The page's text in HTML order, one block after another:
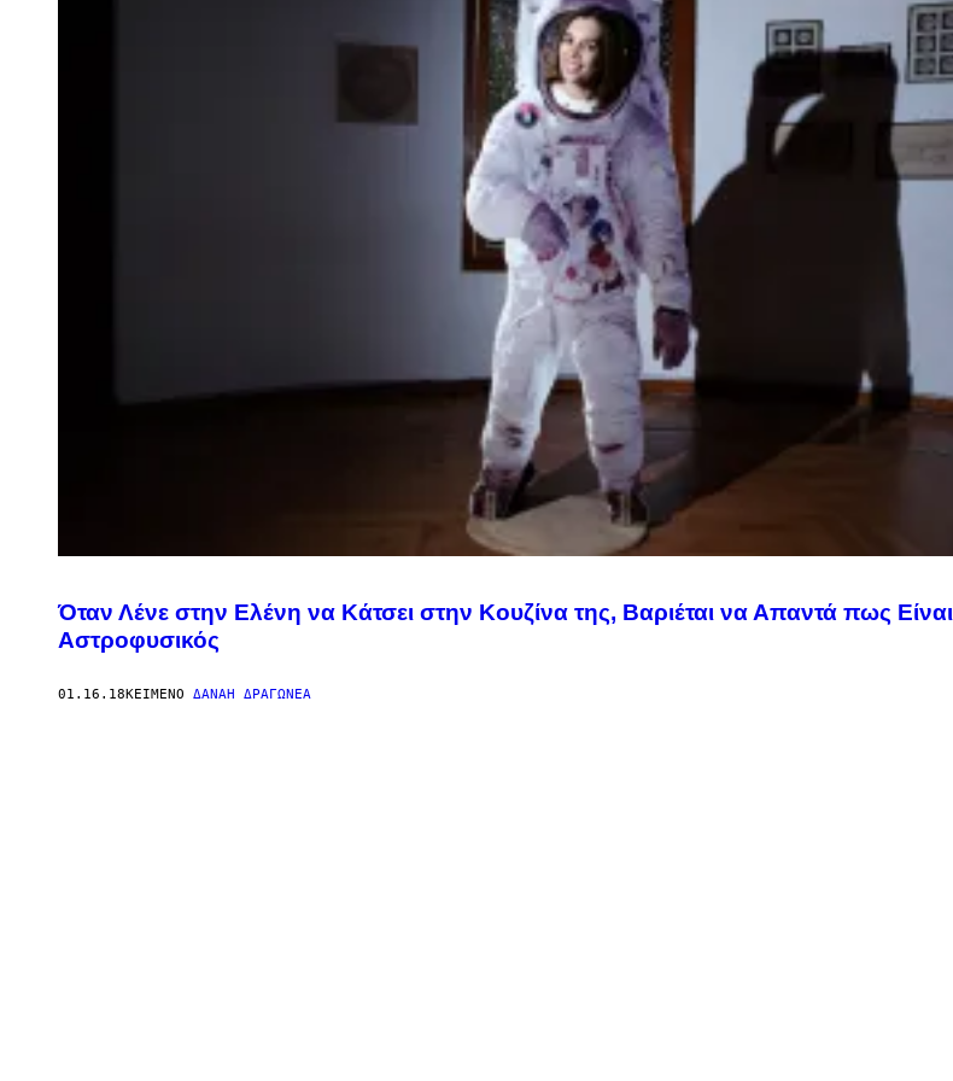
Όταν Λένε στην Ελένη να Κάτσει στην Κουζίνα της, Βαριέται να Απαντά πως Είναι
Αστροφυσικός
01.16.18ΚΕΊΜΕΝΟ ΔΑΝΆΗ ΔΡΑΓΩΝΈΑ